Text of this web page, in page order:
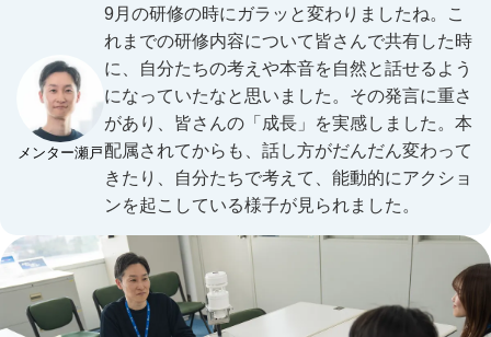
メンター瀬戸
9月の研修の時にガラッと変わりましたね。こ
れまでの研修内容について皆さんで共有した時
に、自分たちの考えや本音を自然と話せるよう
になっていたなと思いました。その発言に重さ
があり、皆さんの「成長」を実感しました。本
配属されてからも、話し方がだんだん変わって
きたり、自分たちで考えて、能動的にアクショ
ンを起こしている様子が見られました。